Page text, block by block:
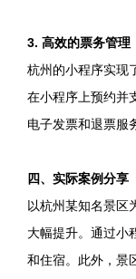
3. 高效的票务管理
杭州的小程序实现
在小程序上预约并
电子发票和退票服
四、实际案例分享
以杭州某知名景区
大幅提升。通过小
和住宿。此外，景